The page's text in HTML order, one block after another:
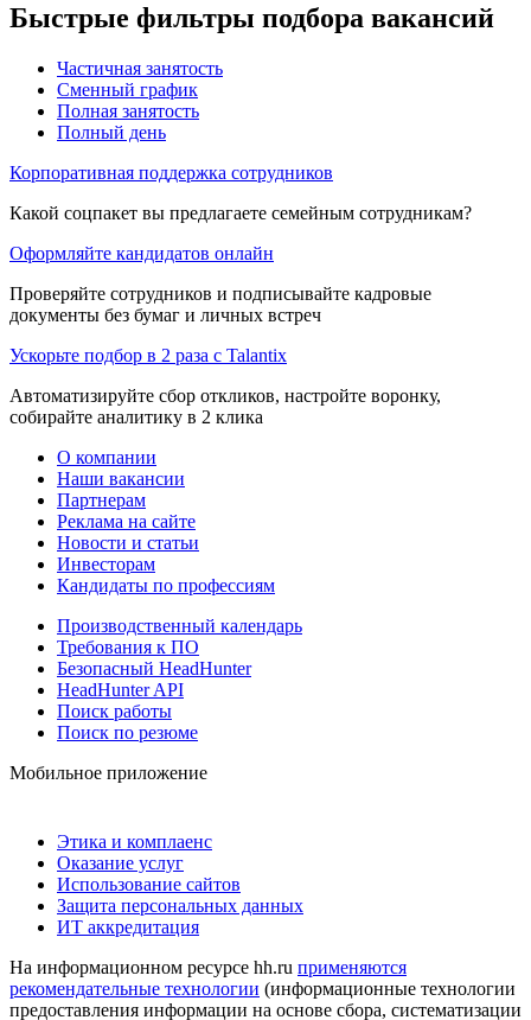
Быстрые фильтры подбора вакансий
Частичная занятость
Сменный график
Полная занятость
Полный день
Корпоративная поддержка сотрудников
Какой соцпакет вы предлагаете семейным сотрудникам?
Оформляйте кандидатов онлайн
Проверяйте сотрудников и подписывайте кадровые
документы без бумаг и личных встреч
Ускорьте подбор в 2 раза с Talantix
Автоматизируйте сбор откликов, настройте воронку,
собирайте аналитику в 2 клика
О компании
Наши вакансии
Партнерам
Реклама на сайте
Новости и статьи
Инвесторам
Кандидаты по профессиям
Производственный календарь
Требования к ПО
Безопасный HeadHunter
HeadHunter API
Поиск работы
Поиск по резюме
Мобильное приложение
Этика и комплаенс
Оказание услуг
Использование сайтов
Защита персональных данных
ИТ аккредитация
На информационном ресурсе hh.ru применяются
рекомендательные технологии (информационные технологии
предоставления информации на основе сбора, систематизации